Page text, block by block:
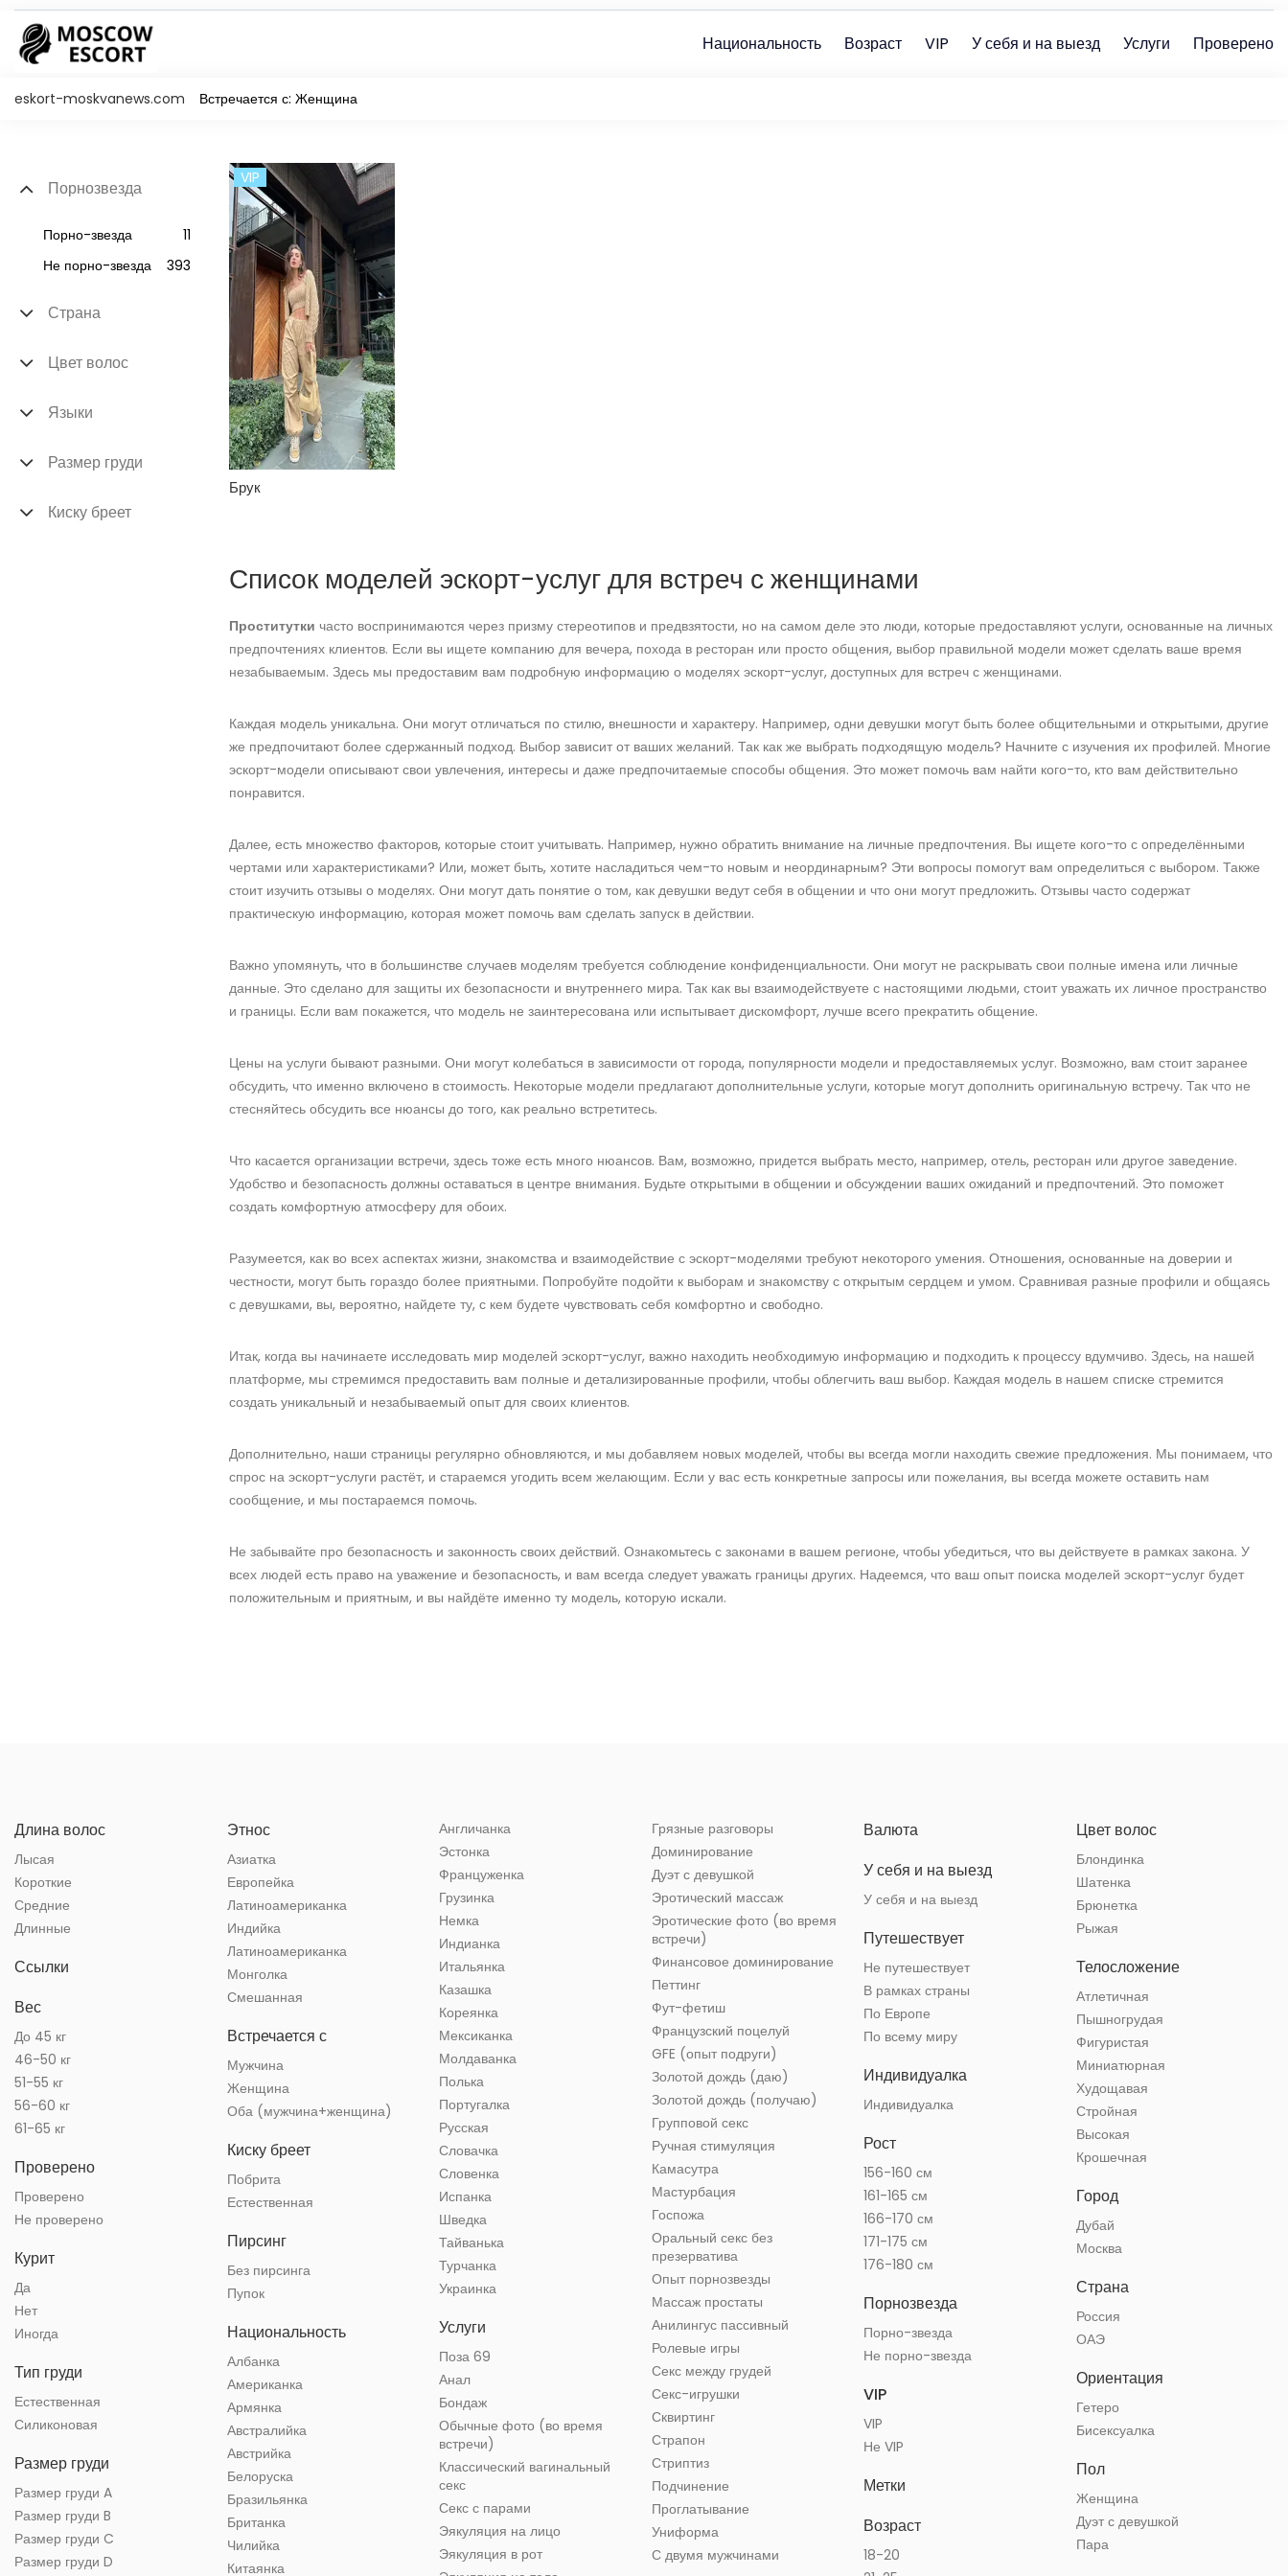
Национальность Возраст VIP У себя и на выезд Услуги Проверено
eskort-moskvanews.com Встречается с: Женщина
Порнозвезда
Порно-звезда
11
Не порно-звезда
393
Страна
Цвет волос
Языки
Размер груди
Киску бреет
VIP
Брук
Список моделей эскорт-услуг для встреч с женщинами
Проститутки часто воспринимаются через призму стереотипов и предвзятости, но на самом деле это люди, которые предоставляют услуги, основанные на личных
предпочтениях клиентов. Если вы ищете компанию для вечера, похода в ресторан или просто общения, выбор правильной модели может сделать ваше время
незабываемым. Здесь мы предоставим вам подробную информацию о моделях эскорт-услуг, доступных для встреч с женщинами.
Каждая модель уникальна. Они могут отличаться по стилю, внешности и характеру. Например, одни девушки могут быть более общительными и открытыми, другие
же предпочитают более сдержанный подход. Выбор зависит от ваших желаний. Так как же выбрать подходящую модель? Начните с изучения их профилей. Многие
эскорт-модели описывают свои увлечения, интересы и даже предпочитаемые способы общения. Это может помочь вам найти кого-то, кто вам действительно
понравится.
Далее, есть множество факторов, которые стоит учитывать. Например, нужно обратить внимание на личные предпочтения. Вы ищете кого-то с определёнными
чертами или характеристиками? Или, может быть, хотите насладиться чем-то новым и неординарным? Эти вопросы помогут вам определиться с выбором. Также
стоит изучить отзывы о моделях. Они могут дать понятие о том, как девушки ведут себя в общении и что они могут предложить. Отзывы часто содержат
практическую информацию, которая может помочь вам сделать запуск в действии.
Важно упомянуть, что в большинстве случаев моделям требуется соблюдение конфиденциальности. Они могут не раскрывать свои полные имена или личные
данные. Это сделано для защиты их безопасности и внутреннего мира. Так как вы взаимодействуете с настоящими людьми, стоит уважать их личное пространство
и границы. Если вам покажется, что модель не заинтересована или испытывает дискомфорт, лучше всего прекратить общение.
Цены на услуги бывают разными. Они могут колебаться в зависимости от города, популярности модели и предоставляемых услуг. Возможно, вам стоит заранее
обсудить, что именно включено в стоимость. Некоторые модели предлагают дополнительные услуги, которые могут дополнить оригинальную встречу. Так что не
стесняйтесь обсудить все нюансы до того, как реально встретитесь.
Что касается организации встречи, здесь тоже есть много нюансов. Вам, возможно, придется выбрать место, например, отель, ресторан или другое заведение.
Удобство и безопасность должны оставаться в центре внимания. Будьте открытыми в общении и обсуждении ваших ожиданий и предпочтений. Это поможет
создать комфортную атмосферу для обоих.
Разумеется, как во всех аспектах жизни, знакомства и взаимодействие с эскорт-моделями требуют некоторого умения. Отношения, основанные на доверии и
честности, могут быть гораздо более приятными. Попробуйте подойти к выборам и знакомству с открытым сердцем и умом. Сравнивая разные профили и общаясь
с девушками, вы, вероятно, найдете ту, с кем будете чувствовать себя комфортно и свободно.
Итак, когда вы начинаете исследовать мир моделей эскорт-услуг, важно находить необходимую информацию и подходить к процессу вдумчиво. Здесь, на нашей
платформе, мы стремимся предоставить вам полные и детализированные профили, чтобы облегчить ваш выбор. Каждая модель в нашем списке стремится
создать уникальный и незабываемый опыт для своих клиентов.
Дополнительно, наши страницы регулярно обновляются, и мы добавляем новых моделей, чтобы вы всегда могли находить свежие предложения. Мы понимаем, что
спрос на эскорт-услуги растёт, и стараемся угодить всем желающим. Если у вас есть конкретные запросы или пожелания, вы всегда можете оставить нам
сообщение, и мы постараемся помочь.
Не забывайте про безопасность и законность своих действий. Ознакомьтесь с законами в вашем регионе, чтобы убедиться, что вы действуете в рамках закона. У
всех людей есть право на уважение и безопасность, и вам всегда следует уважать границы других. Надеемся, что ваш опыт поиска моделей эскорт-услуг будет
положительным и приятным, и вы найдёте именно ту модель, которую искали.
Длина волос
Лысая
Короткие
Средние
Длинные
Ссылки
Вес
До 45 кг
46-50 кг
51-55 кг
56-60 кг
61-65 кг
Проверено
Проверено
Не проверено
Курит
Да
Нет
Иногда
Тип груди
Естественная
Силиконовая
Размер груди
Размер груди A
Размер груди B
Размер груди C
Размер груди D
Этнос
Азиатка
Европейка
Латиноамериканка
Индийка
Латиноамериканка
Монголка
Смешанная
Встречается с
Мужчина
Женщина
Оба (мужчина+женщина)
Киску бреет
Побрита
Естественная
Пирсинг
Без пирсинга
Пупок
Национальность
Албанка
Американка
Армянка
Австралийка
Австрийка
Белоруска
Бразильянка
Британка
Чилийка
Китаянка
Англичанка
Эстонка
Француженка
Грузинка
Немка
Индианка
Итальянка
Казашка
Кореянка
Мексиканка
Молдаванка
Полька
Португалка
Русская
Словачка
Словенка
Испанка
Шведка
Тайванька
Турчанка
Украинка
Услуги
Поза 69
Анал
Бондаж
Обычные фото (во время
встречи)
Классический вагинальный
секс
Секс с парами
Эякуляция на лицо
Эякуляция в рот
Грязные разговоры
Доминирование
Дуэт с девушкой
Эротический массаж
Эротические фото (во время
встречи)
Финансовое доминирование
Петтинг
Фут-фетиш
Французский поцелуй
GFE (опыт подруги)
Золотой дождь (даю)
Золотой дождь (получаю)
Групповой секс
Ручная стимуляция
Камасутра
Мастурбация
Госпожа
Оральный секс без
презерватива
Опыт порнозвезды
Массаж простаты
Анилингус пассивный
Ролевые игры
Секс между грудей
Секс-игрушки
Сквиртинг
Страпон
Стриптиз
Подчинение
Проглатывание
Униформа
С двумя мужчинами
Валюта
У себя и на выезд
У себя и на выезд
Путешествует
Не путешествует
В рамках страны
По Европе
По всему миру
Индивидуалка
Индивидуалка
Рост
156-160 см
161-165 см
166-170 см
171-175 см
176-180 см
Порнозвезда
Порно-звезда
Не порно-звезда
VIP
VIP
Не VIP
Метки
Возраст
18-20
Цвет волос
Блондинка
Шатенка
Брюнетка
Рыжая
Телосложение
Атлетичная
Пышногрудая
Фигуристая
Миниатюрная
Худощавая
Стройная
Высокая
Крошечная
Город
Дубай
Москва
Страна
Россия
ОАЭ
Ориентация
Гетеро
Бисексуалка
Пол
Женщина
Дуэт с девушкой
Пара